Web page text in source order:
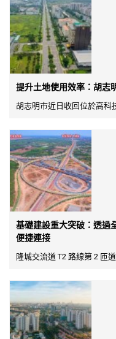
提升土地使用效率：胡志
胡志明市近日收回位於高科
基礎建設重大突破：透過
便捷連接
隆城交流道 T2 路線第 2 匝